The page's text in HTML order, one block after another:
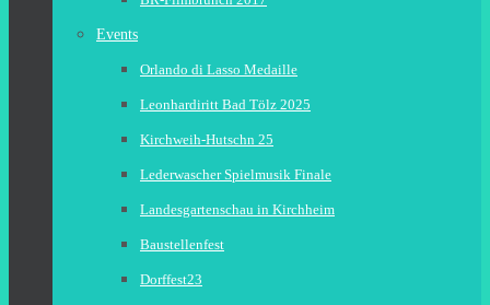
Events
Orlando di Lasso Medaille
Leonhardiritt Bad Tölz 2025
Kirchweih-Hutschn 25
Lederwascher Spielmusik Finale
Landesgartenschau in Kirchheim
Baustellenfest
Dorffest23